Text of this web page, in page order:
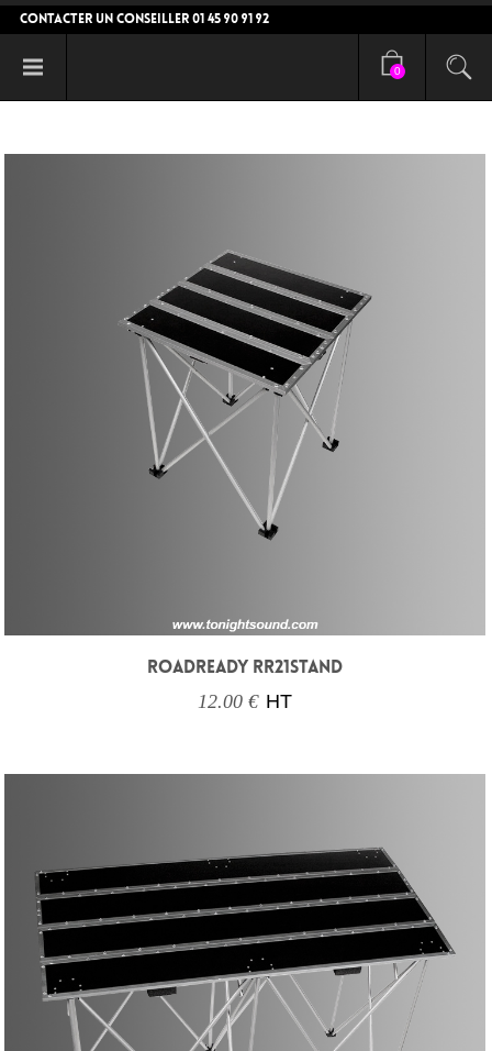
CONTACTER UN CONSEILLER 01 45 90 91 92
0
ROADREADY RR21STAND
12.00 € HT